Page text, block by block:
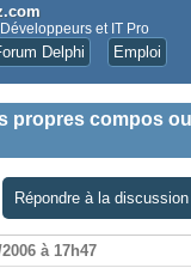
et IT Pro
Delphi Emploi
propres compos
Répondre à la discussion
2006 à 17h47